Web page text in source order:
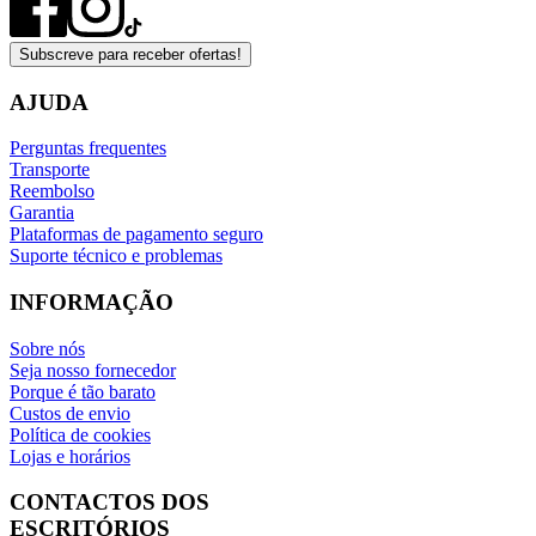
Subscreve para receber ofertas!
AJUDA
Perguntas frequentes
Transporte
Reembolso
Garantia
Plataformas de pagamento seguro
Suporte técnico e problemas
INFORMAÇÃO
Sobre nós
Seja nosso fornecedor
Porque é tão barato
Custos de envio
Política de cookies
Lojas e horários
CONTACTOS DOS
ESCRITÓRIOS